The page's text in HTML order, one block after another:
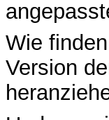
Wie
Version